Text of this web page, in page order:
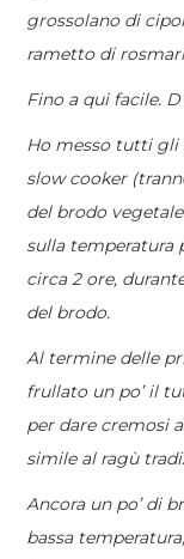
grossolano di
rametto di
Fino a qui facile.
Ho messo tutti gli
slow cooker
del brodo
sulla temperatura
circa 2 ore,
del brodo.
Al termine delle
frullato un po’ il
per dare cremosi
simile al ragù
Ancora un po’ di
bassa